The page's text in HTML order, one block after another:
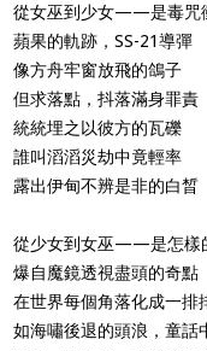
從女巫到少女——是毒咒
蘋果的軌跡，SS-21導彈
像方舟牢窗放飛的鴿子
但求落點，抖落滿身罪責
統統埋之以彼方的瓦礫
誰叫滔滔災劫中竟輕率
露出伊甸不辨是非的白晳
從少女到女巫——是怎樣
爆自魔鏡透視盡頭的奇點
在世界每個角落化成一排
如海嘯後退的頭浪，童話